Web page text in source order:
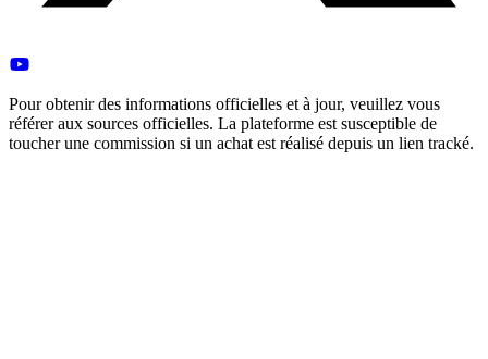
Pour obtenir des informations officielles et à jour, veuillez vous
référer aux sources officielles. La plateforme est susceptible de
toucher une commission si un achat est réalisé depuis un lien tracké.